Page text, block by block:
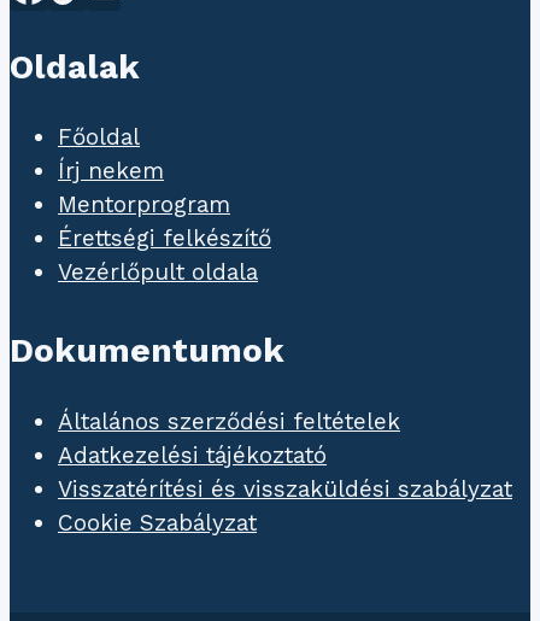
Oldalak
Főoldal
Írj nekem
Mentorprogram
Érettségi felkészítő
Vezérlőpult oldala
Dokumentumok
Általános szerződési feltételek
Adatkezelési tájékoztató
Visszatérítési és visszaküldési szabályzat
Cookie Szabályzat